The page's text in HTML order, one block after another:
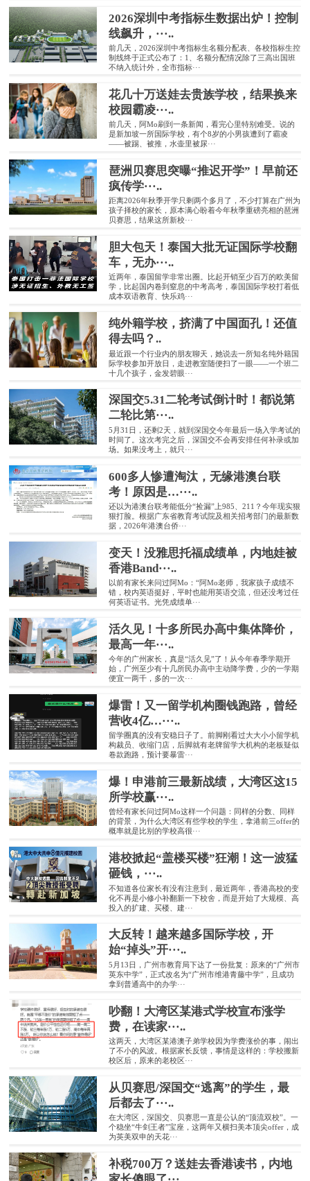
2026深圳中考指标生数据出炉！控制
线飙升，···..
前几天，2026深圳中考指标生名额分配表、各校指标生控
制线终于正式公布了：1、名额分配情况除了三高出国班
不纳入统计外，全市指标···
花几十万送娃去贵族学校，结果换来
校园霸凌···..
前几天，阿Mo刷到一条新闻，看完心里特别难受。说的
是新加坡一所国际学校，有个8岁的小男孩遭到了霸凌
——被踢、被推，水壶里被尿···
琶洲贝赛思突曝“推迟开学”！早前还
疯传学···..
距离2026年秋季开学只剩两个多月了，不少打算在广州为
孩子择校的家长，原本满心盼着今年秋季重磅亮相的琶洲
贝赛思，结果这所新校···
胆大包天！泰国大批无证国际学校翻
车，无办···..
近两年，泰国留学非常出圈。比起开销至少百万的欧美留
学，比起国内卷到窒息的中考高考，泰国国际学校打着低
成本双语教育、快乐鸡···
纯外籍学校，挤满了中国面孔！还值
得去吗？..
最近跟一个行业内的朋友聊天，她说去一所知名纯外籍国
际学校参加开放日，走进教室随便扫了一眼——一个班二
十几个孩子，金发碧眼···
深国交5.31二轮考试倒计时！都说第
二轮比第···..
5月31日，还剩2天，就到深国交今年最后一场入学考试的
时间了。这次考完之后，深国交不会再安排任何补录或加
场。如果没考上，就只···
600多人惨遭淘汰，无缘港澳台联
考！原因是…···..
还以为港澳台联考能低分“捡漏”上985、211？今年现实狠
狠打脸。根据广东省教育考试院及相关招考部门的最新数
据，2026年港澳台侨···
变天！没雅思托福成绩单，内地娃被
香港Band···..
以前有家长来问过阿Mo：“阿Mo老师，我家孩子成绩不
错，校内英语挺好，平时也能用英语交流，但还没考过任
何英语证书。光凭成绩单···
活久见！十多所民办高中集体降价，
最高一年···..
今年的广州家长，真是“活久见”了！从今年春季学期开
始，广州至少有十几所民办高中主动降学费，少的一学期
便宜一两千，多的一次···
爆雷！又一留学机构圈钱跑路，曾经
营收4亿…···..
留学圈真的没有安稳日子了。前脚刚看过大大小小留学机
构裁员、收缩门店，后脚就有老牌留学大机构的老板疑似
卷款跑路，预计要暴雷···
爆！申港前三最新战绩，大湾区这15
所学校赢···..
曾经有家长问过阿Mo这样一个问题：同样的分数、同样
的背景，为什么大湾区有些学校的学生，拿港前三offer的
概率就是比别的学校高很···
港校掀起“盖楼买楼”狂潮！这一波猛
砸钱，···..
不知道各位家长有没有注意到，最近两年，香港高校的变
化不再是小修小补翻新一下校舍，而是开始了大规模、高
投入的扩建、买楼、建···
大反转！越来越多国际学校，开
始“掉头”开···..
5月13日，广州市教育局下达了一份批复：原来的“广州市
英东中学”，正式改名为“广州市维港青藤中学”，且成功
拿到普通高中的办学···
吵翻！大湾区某港式学校宣布涨学
费，在读家···..
这两天，大湾区某港澳子弟学校因为学费涨价的事，闹出
了不小的风波。根据家长反馈，事情是这样的：学校搬新
校区后，原来的老校区···
从贝赛思/深国交“逃离”的学生，最
后都去了···..
在大湾区，深国交、贝赛思一直是公认的“顶流双校”。一
个稳坐“牛剑王者”宝座，这两年又横扫美本顶尖offer，成
为英美双申的天花···
补税700万？送娃去香港读书，内地